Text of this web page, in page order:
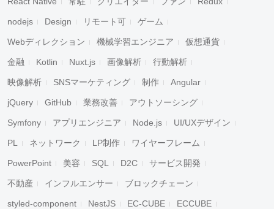
nodejs Design リモート可 ゲーム
Webディレクション 機械学習エンジニア 仮想通貨
金融 Kotlin Nuxt.js 画像解析 行動解析
映像解析 SNSマーケティング 制作 Angular
jQuery GitHub 業務改善 アウトソーシング
Symfony アプリエンジニア Node.js UI/UXデザイン
PL ネットワーク LP制作 ワイヤーフレーム
PowerPoint 美容 SQL D2C サービス開発
不動産 インフルエンサー ブロックチェーン
styled-component NestJS EC-CUBE ECCUBE